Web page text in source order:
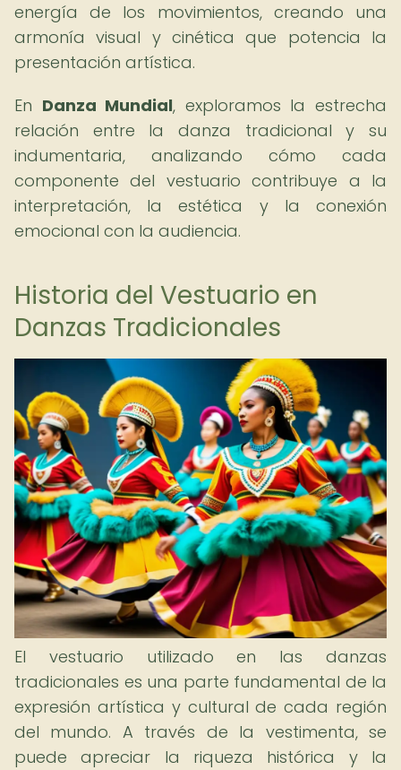
energía de los movimientos, creando una
armonía visual y cinética que potencia la
presentación artística.
En Danza Mundial, exploramos la estrecha
relación entre la danza tradicional y su
indumentaria, analizando cómo cada
componente del vestuario contribuye a la
interpretación, la estética y la conexión
emocional con la audiencia.
Historia del Vestuario en
Danzas Tradicionales
El vestuario utilizado en las danzas
tradicionales es una parte fundamental de la
expresión artística y cultural de cada región
del mundo. A través de la vestimenta, se
puede apreciar la riqueza histórica y la